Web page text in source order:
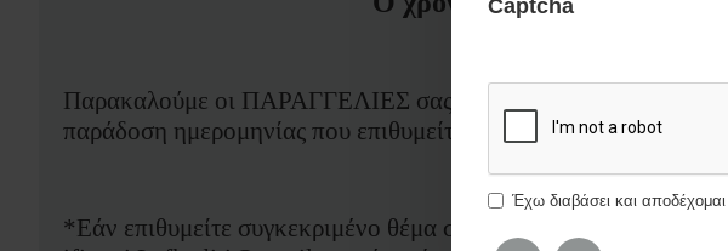
Captcha
Έχω διαβάσει και αποδέχομαι
Παρακαλούμε οι ΠΑΡΑΓΓΕΛΙΕΣ σας να δίνονται ΕΓΚΑΙΡΑ για
παράδοση ημερομηνίας που επιθυμείτε εσείς.
*Εάν επιθυμείτε συγκεκριμένο θέμα σχεδίασης του